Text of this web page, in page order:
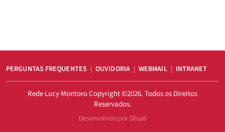
PERGUNTAS FREQUENTES OUVIDORIA WEBMAIL INTRANET
Rede Lucy Montoro Copyright ©2026. Todos os Direitos
Reservados.
Desenvolvido por Situati